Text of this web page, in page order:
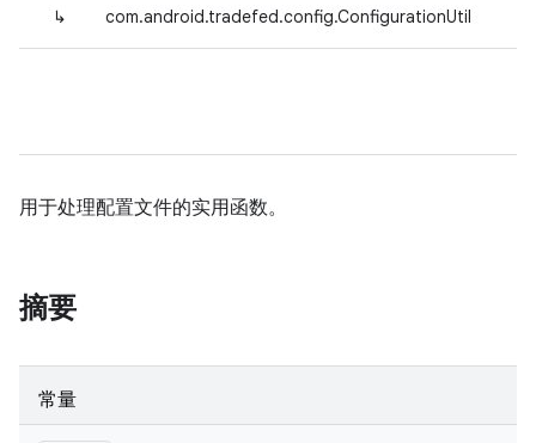
↳ com.android.tradefed.config.ConfigurationUtil
用于处理配置文件的实用函数。
摘要
常量